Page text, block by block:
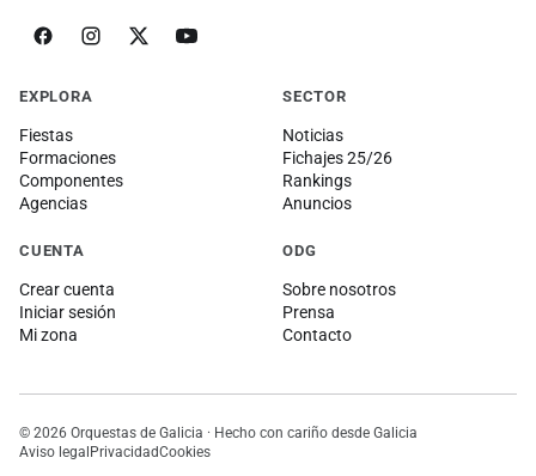
EXPLORA
Fiestas
Formaciones
Componentes
Agencias
SECTOR
Noticias
Fichajes 25/26
Rankings
Anuncios
CUENTA
Crear cuenta
Iniciar sesión
Mi zona
ODG
Sobre nosotros
Prensa
Contacto
© 2026 Orquestas de Galicia · Hecho con cariño desde Galicia
Aviso legal PrivacidadCookies